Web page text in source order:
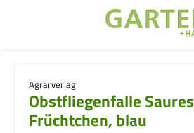
Agrarverlag
Obstfliegenfalle Saures
Früchtchen, blau